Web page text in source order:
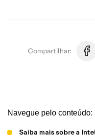
Compartilhar:
Navegue pelo conteúdo:
Saiba mais sobre a